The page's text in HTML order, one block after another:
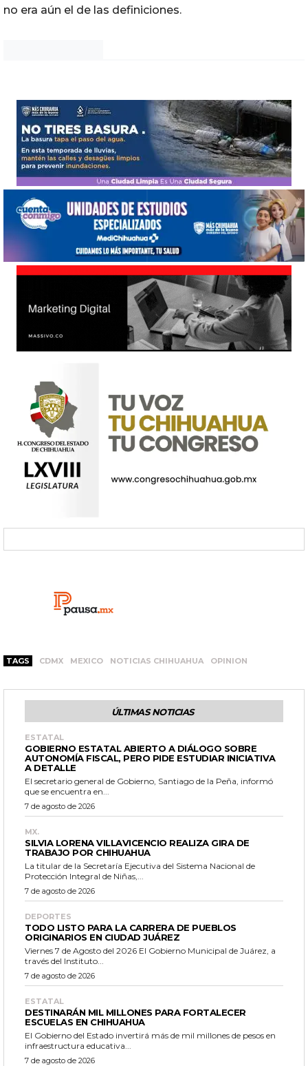
no era aún el de las definiciones.
TAGS CDMX MEXICO NOTICIAS CHIHUAHUA OPINION
ÚLTIMAS NOTICIAS
ESTATAL
GOBIERNO ESTATAL ABIERTO A DIÁLOGO SOBRE
AUTONOMÍA FISCAL, PERO PIDE ESTUDIAR INICIATIVA
A DETALLE
El secretario general de Gobierno, Santiago de la Peña, informó
que se encuentra en...
7 de agosto de 2026
MX.
SILVIA LORENA VILLAVICENCIO REALIZA GIRA DE
TRABAJO POR CHIHUAHUA
La titular de la Secretaría Ejecutiva del Sistema Nacional de
Protección Integral de Niñas,...
7 de agosto de 2026
DEPORTES
TODO LISTO PARA LA CARRERA DE PUEBLOS
ORIGINARIOS EN CIUDAD JUÁREZ
Viernes 7 de Agosto del 2026 El Gobierno Municipal de Juárez, a
través del Instituto...
7 de agosto de 2026
ESTATAL
DESTINARÁN MIL MILLONES PARA FORTALECER
ESCUELAS EN CHIHUAHUA
El Gobierno del Estado invertirá más de mil millones de pesos en
infraestructura educativa...
7 de agosto de 2026